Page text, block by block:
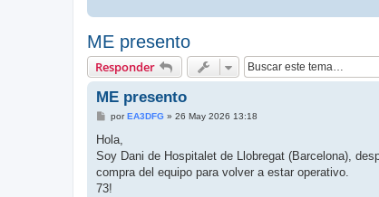
ME presento
Responder
ME presento
M
n
a
j
porEA3DFG» 26 May 2026 13:18
Hola,
Soy Dani de Hospitalet de Llobregat (Barcelona),
compra del equipo para volver a estar operativo.
73!